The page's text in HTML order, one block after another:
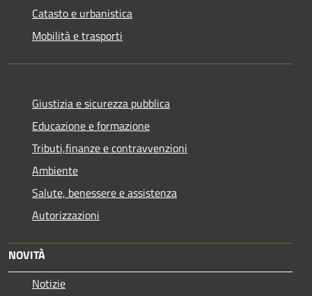
Catasto e urbanistica
Mobilità e trasporti
Giustizia e sicurezza pubblica
Educazione e formazione
Tributi,finanze e contravvenzioni
Ambiente
Salute, benessere e assistenza
Autorizzazioni
NOVITÀ
Notizie